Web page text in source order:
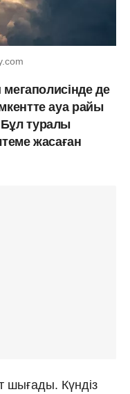
де
ауа райы
туралы
жасаған
шығады. Күндіз